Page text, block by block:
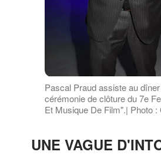
Pascal Praud assiste au
cérémonie de clôture du 7e
Et Musique De Film".| Photo
UNE VAGUE